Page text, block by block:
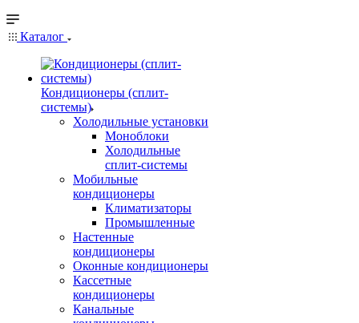
Каталог
Кондиционеры (сплит-
системы)
Холодильные установки
Моноблоки
Холодильные
сплит-системы
Мобильные
кондиционеры
Климатизаторы
Промышленные
Настенные
кондиционеры
Оконные кондиционеры
Кассетные
кондиционеры
Канальные